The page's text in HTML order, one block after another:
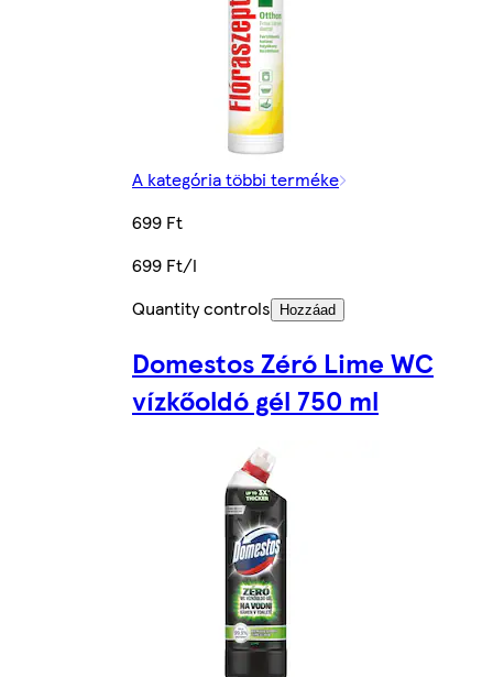
A kategória többi terméke
699 Ft
699 Ft/l
Quantity controls
Hozzáad
Domestos Zéró Lime WC
vízkőoldó gél 750 ml